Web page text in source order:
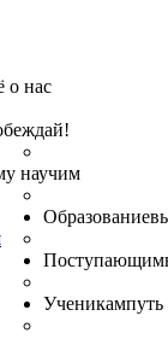
о нас
научим
Образование
Поступающим
Ученикампуть